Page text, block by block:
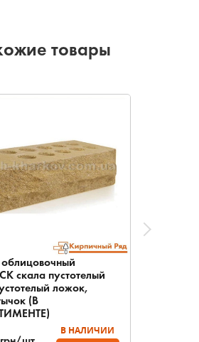
товары
скала пустотелый
ложок,
(В
В НАЛИЧИИ